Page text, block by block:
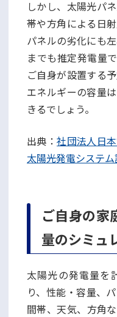
しかし、太陽光パ
帯や方角による日
パネルの劣化にも
までも推定発電量
ご自身が設置する
エネルギーの容量
きるでしょう。
出典：社団法人日
太陽光発電システ
ご自身の家
量のシミュ
太陽光の発電量を
り、性能・容量、
間帯、天気、方角